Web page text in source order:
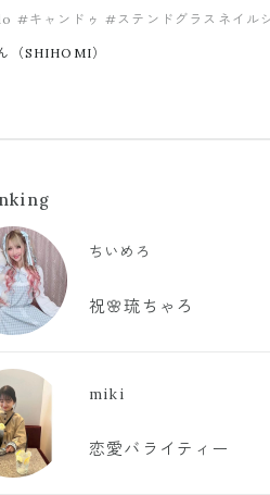
#キャンドゥ #ステンドグラスネイル
（SHIHOMI）
ちいめろ
祝🌸琉ちゃろ
miki
恋愛バライティー